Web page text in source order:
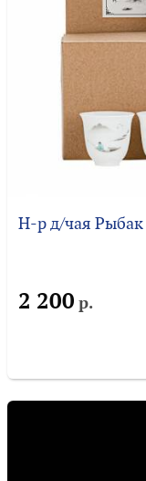
Н-р д/чая Рыбак
2 200 р.